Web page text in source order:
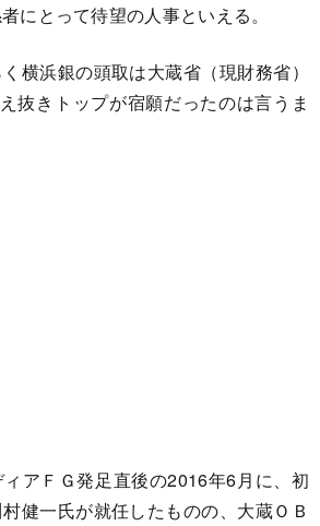
にとって待望の人事といえる。
横浜銀の頭取は大蔵省（現財務省）
抜きトップが宿願だったのは言うま
アＦＧ発足直後の2016年6月に、初
健一氏が就任したものの、大蔵ＯＢ